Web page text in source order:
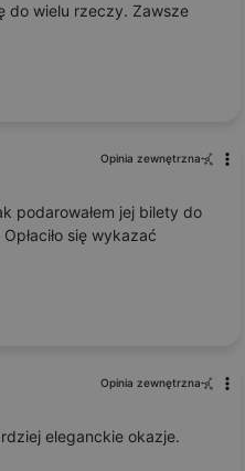
do wielu rzeczy. Zawsze
Opinia zewnętrzna
podarowałem jej bilety do
się wykazać
Opinia zewnętrzna
eleganckie okazje.